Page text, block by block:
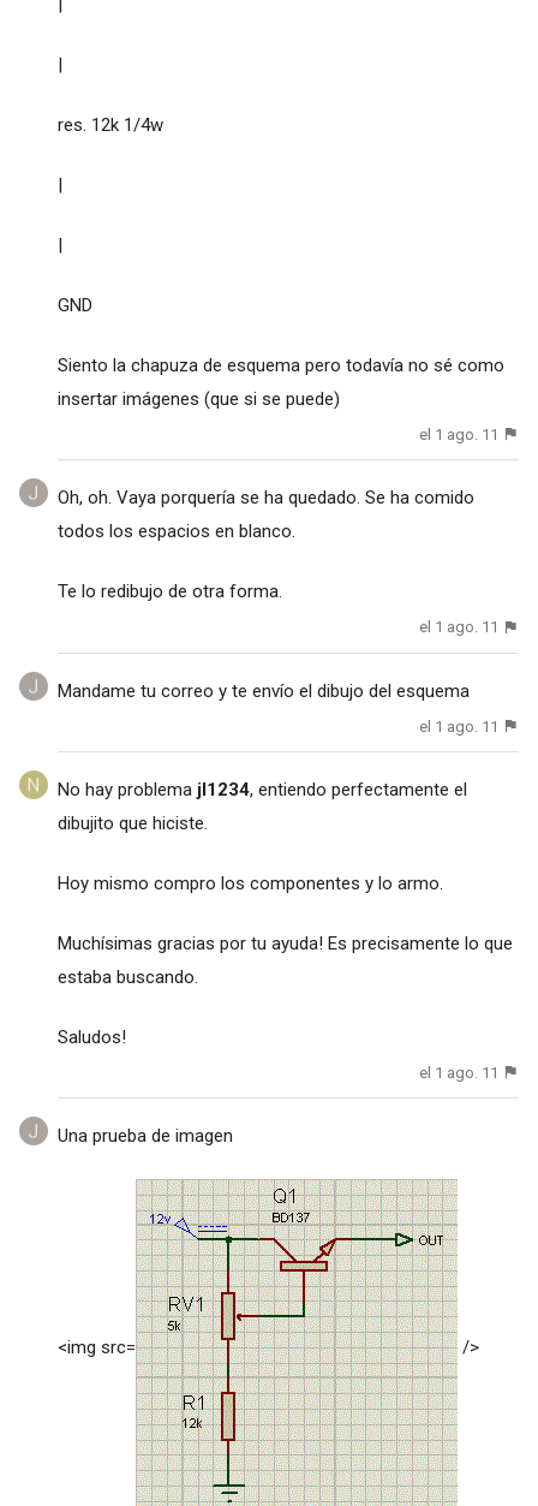
|
res. 12k 1/4w
|
|
GND
Siento la chapuza de esquema pero todavía no sé como
insertar imágenes (que si se puede)
el 1 ago. 11
Oh, oh. Vaya porquería se ha quedado. Se ha comido
todos los espacios en blanco.
Te lo redibujo de otra forma.
el 1 ago. 11
Mandame tu correo y te envío el dibujo del esquema
el 1 ago. 11
No hay problema jl1234, entiendo perfectamente el
dibujito que hiciste.
Hoy mismo compro los componentes y lo armo.
Muchísimas gracias por tu ayuda! Es precisamente lo que
estaba buscando.
Saludos!
el 1 ago. 11
Una prueba de imagen
<img src= />